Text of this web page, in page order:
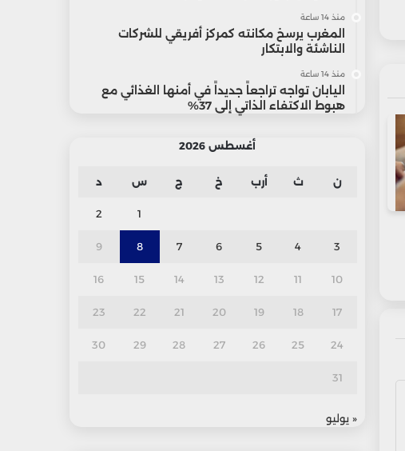
منذ 14 ساعة
المغرب يرسخ مكانته كمركز أفريقي للشركات
الناشئة والابتكار
منذ 14 ساعة
اليابان تواجه تراجعاً جديداً في أمنها الغذائي مع
هبوط الاكتفاء الذاتي إلى 37%
أغسطس 2026
ن ث أرب خ ج س د
1
2
3
4
5
6
7
8
9
10
11
12
13
14
15
16
17
18
19
20
21
22
23
24
25
26
27
28
29
30
31
« يوليو